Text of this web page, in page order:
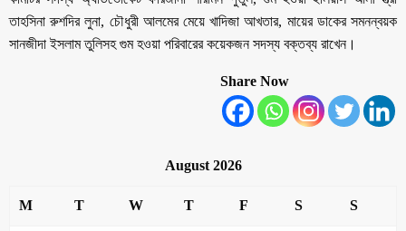
তাহসিনা রুশদির লুনা, চৌধুরী আলমের মেয়ে খাদিজা আখতার, মায়ের ডাকের সমনন্বয়ক
সানজীদা ইসলাম তুলিসহ গুম হওয়া পরিবারের কয়েকজন সদস্য বক্তব্য রাখেন।
Share Now
August 2026
M T W T F S S